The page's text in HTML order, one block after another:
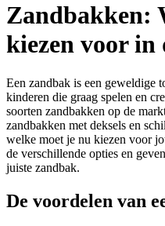
Zandbakken:
kiezen voor in
Een zandbak is een geweldige
kinderen die graag spelen en
soorten zandbakken op de
zandbakken met deksels en
welke moet je nu kiezen voor
de verschillende opties en
juiste zandbak.
De voordelen van